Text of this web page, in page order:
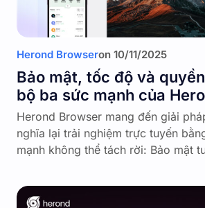
Herond Browseron 10/11/2025
Bảo mật, tốc độ và
bộ ba sức mạnh của
Herond Browser mang đến giải
nghĩa lại trải nghiệm trực tuyến
mạnh không thể tách rời: Bảo mật